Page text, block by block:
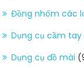
Đồng nhôm các
Dụng cụ cầm tay
Dụng cụ đồ mài